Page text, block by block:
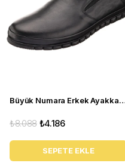
Büyük Numara Erkek
₺4.186
₺8.088
SEPETE EKLE